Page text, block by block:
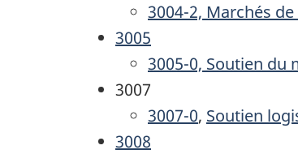
3004-2, Marchés
3005
3005-0, Soutien du
3007
3007-0, Soutien
3008